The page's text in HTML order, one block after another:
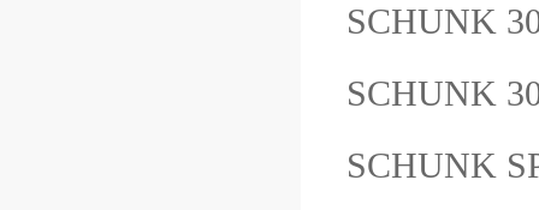
SCHUNK
SCHUNK
SCHUNK